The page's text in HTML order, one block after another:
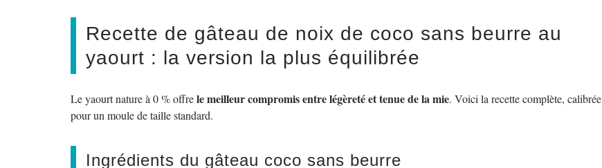
Recette de gâteau de noix de coco sans beurre au
yaourt : la version la plus équilibrée
Le yaourt nature à 0 % offrele meilleur compromis entre légèreté et tenue de la mie. Voici la recette complète, calibrée
pour un moule de taille standard.
Ingrédients du gâteau coco sans beurre